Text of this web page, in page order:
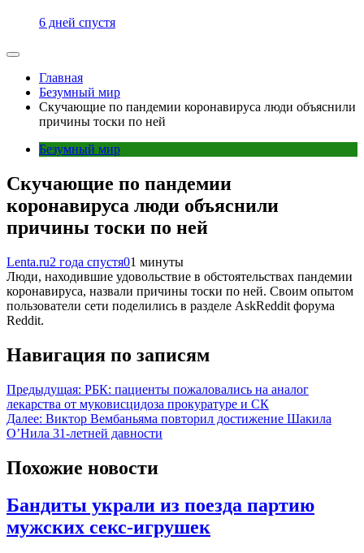
6 дней спустя
Главная
Безумный мир
Скучающие по пандемии коронавируса люди объяснили
причины тоски по ней
Безумный мир
Скучающие по пандемии
коронавируса люди объяснили
причины тоски по ней
Lenta.ru2 года спустя01 минуты
Люди, находившие удовольствие в обстоятельствах пандемии
коронавируса, назвали причины тоски по ней. Своим опытом
пользователи сети поделились в разделе AskReddit форума
Reddit.
Навигация по записям
Предыдущая: РБК: пациенты пожаловались на аналог
лекарства от муковисцидоза прокуратуре и СК
Далее: Виктор Вембаньяма повторил достижение Шакила
О’Нила 31-летней давности
Похожие новости
Бандиты украли из поезда партию
мужских секс-игрушек